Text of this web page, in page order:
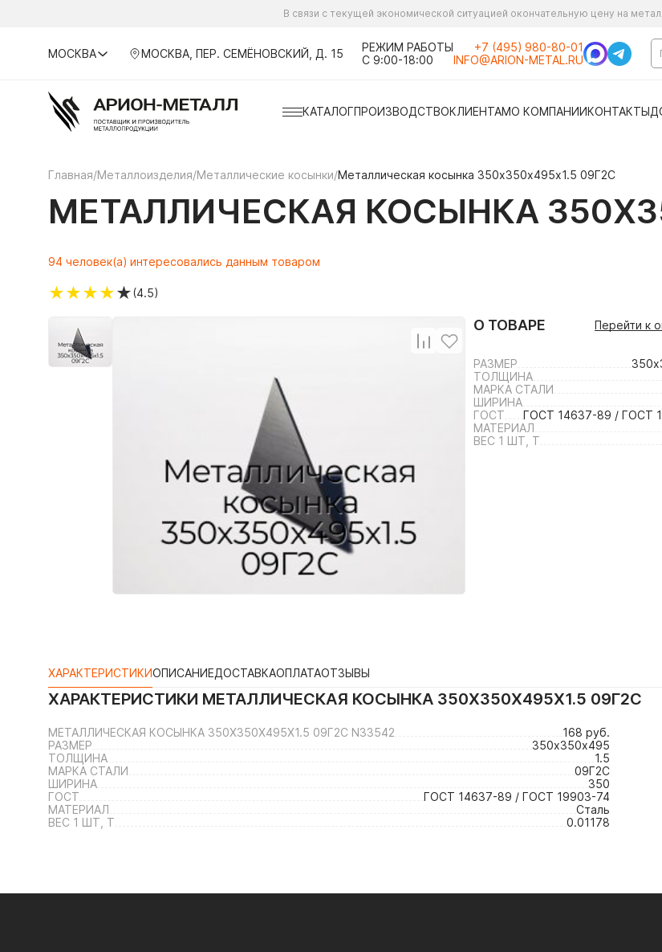
В связи с текущей экономической ситуацией окончательную цену на
МОСКВА МОСКВА, ПЕР. СЕМЁНОВСКИЙ, Д. 15
РЕЖИМ РАБОТЫ
С 9:00-18:00
+7 (495) 980-80-01
INFO@ARION-METAL.RU
КАТАЛОГПРОИЗВОДСТВОКЛИЕНТАМО КОМПАНИИКОНТАКТЫ
Главная/Металлоизделия/Металлические косынки/Металлическая косынка 350х350х495х1.5 09Г2С
МЕТАЛЛИЧЕСКАЯ КОСЫНКА
94 человек(а) интересовались данным товаром
★★★★★(4.5)
О ТОВАРЕ Перейти к
РАЗМЕР
ТОЛЩИНА
МАРКА СТАЛИ
ШИРИНА
ГОСТ
ГОСТ 14637-89 / ГОСТ
МАТЕРИАЛ
ВЕС 1 ШТ, Т
ХАРАКТЕРИСТИКИОПИСАНИЕДОСТАВКАОПЛАТАОТЗЫВЫ
ХАРАКТЕРИСТИКИ МЕТАЛЛИЧЕСКАЯ КОСЫНКА 350Х350Х495Х1.5 09Г2С
МЕТАЛЛИЧЕСКАЯ КОСЫНКА 350Х350Х495Х1.5 09Г2С N33542
168 руб.
РАЗМЕР
350х350х495
ТОЛЩИНА
1.5
МАРКА СТАЛИ
09Г2С
ШИРИНА
350
ГОСТ
ГОСТ 14637-89 / ГОСТ 19903-74
МАТЕРИАЛ
Сталь
ВЕС 1 ШТ, Т
0.01178